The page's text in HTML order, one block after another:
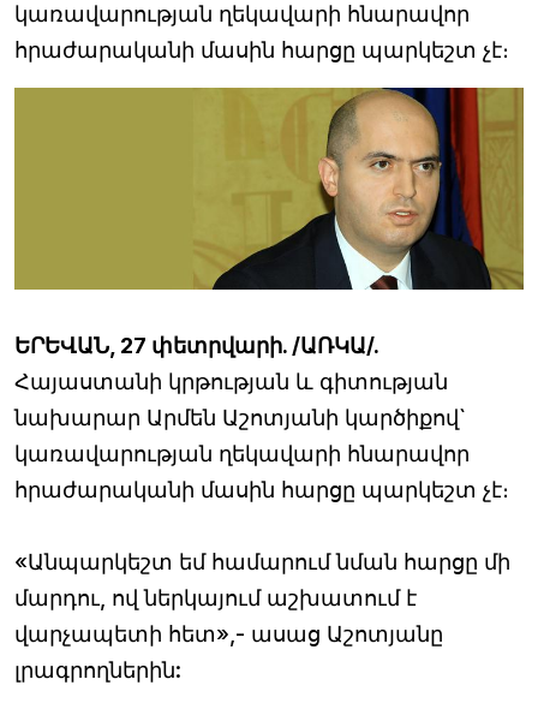
կառավարության ղեկավարի հնարավոր
հրաժարականի մասին հարցը պարկեշտ չէ։
ԵՐԵՎԱՆ, 27 փետրվարի. /ԱՌԿԱ/.
Հայաստանի կրթության և գիտության
նախարար Արմեն Աշոտյանի կարծիքով`
կառավարության ղեկավարի հնարավոր
հրաժարականի մասին հարցը պարկեշտ չէ։
«Անպարկեշտ եմ համարում նման հարցը մի
մարդու, ով ներկայում աշխատում է
վարչապետի հետ»,- ասաց Աշոտյանը
լրագրողներին: